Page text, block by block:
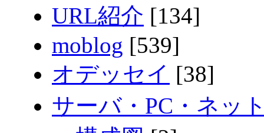
URL紹介 [134]
moblog [539]
オデッセイ [38]
サーバ・PC・ネッ